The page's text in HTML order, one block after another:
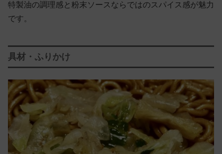
特製油の調理感と粉末ソースならではのスパイス感が魅力
です。
具材・ふりかけ